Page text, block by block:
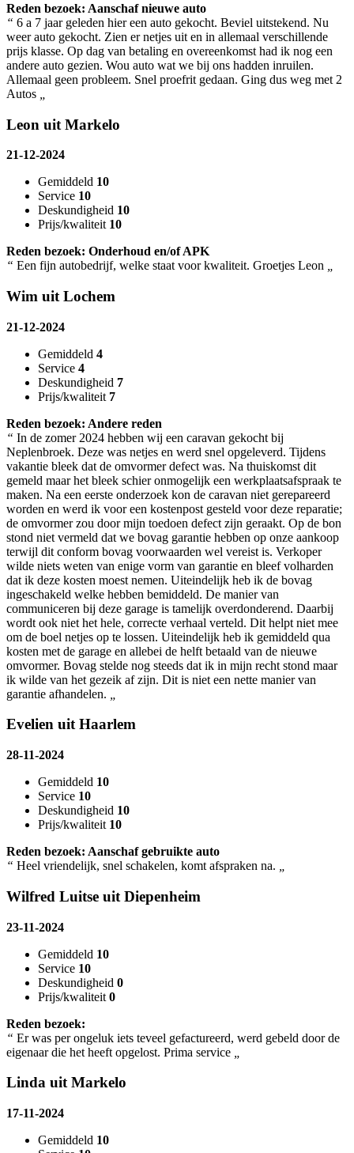
Reden bezoek: Aanschaf nieuwe auto
“ 6 a 7 jaar geleden hier een auto gekocht. Beviel uitstekend. Nu
weer auto gekocht. Zien er netjes uit en in allemaal verschillende
prijs klasse. Op dag van betaling en overeenkomst had ik nog een
andere auto gezien. Wou auto wat we bij ons hadden inruilen.
Allemaal geen probleem. Snel proefrit gedaan. Ging dus weg met 2
Autos
Leon uit Markelo
21-12-2024
Gemiddeld 10
Service 10
Deskundigheid 10
Prijs/kwaliteit 10
Reden bezoek: Onderhoud en/of APK
“ Een fijn autobedrijf, welke staat voor kwaliteit. Groetjes Leon
Wim uit Lochem
21-12-2024
Gemiddeld 4
Service 4
Deskundigheid 7
Prijs/kwaliteit 7
Reden bezoek: Andere reden
“ In de zomer 2024 hebben wij een caravan gekocht bij
Neplenbroek. Deze was netjes en werd snel opgeleverd. Tijdens
vakantie bleek dat de omvormer defect was. Na thuiskomst dit
gemeld maar het bleek schier onmogelijk een werkplaatsafspraak te
maken. Na een eerste onderzoek kon de caravan niet gerepareerd
worden en werd ik voor een kostenpost gesteld voor deze reparatie;
de omvormer zou door mijn toedoen defect zijn geraakt. Op de bon
stond niet vermeld dat we bovag garantie hebben op onze aankoop
terwijl dit conform bovag voorwaarden wel vereist is. Verkoper
wilde niets weten van enige vorm van garantie en bleef volharden
dat ik deze kosten moest nemen. Uiteindelijk heb ik de bovag
ingeschakeld welke hebben bemiddeld. De manier van
communiceren bij deze garage is tamelijk overdonderend. Daarbij
wordt ook niet het hele, correcte verhaal verteld. Dit helpt niet mee
om de boel netjes op te lossen. Uiteindelijk heb ik gemiddeld qua
kosten met de garage en allebei de helft betaald van de nieuwe
omvormer. Bovag stelde nog steeds dat ik in mijn recht stond maar
ik wilde van het gezeik af zijn. Dit is niet een nette manier van
garantie afhandelen.
Evelien uit Haarlem
28-11-2024
Gemiddeld 10
Service 10
Deskundigheid 10
Prijs/kwaliteit 10
Reden bezoek: Aanschaf gebruikte auto
“ Heel vriendelijk, snel schakelen, komt afspraken na.
Wilfred Luitse uit Diepenheim
23-11-2024
Gemiddeld 10
Service 10
Deskundigheid 0
Prijs/kwaliteit 0
Reden bezoek:
“ Er was per ongeluk iets teveel gefactureerd, werd gebeld door de
eigenaar die het heeft opgelost. Prima service
Linda uit Markelo
17-11-2024
Gemiddeld 10